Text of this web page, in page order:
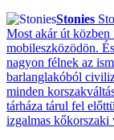
Stonies
Most akár út közben
mobileszközödön.
nagyon félnek az
barlanglakóból
minden
tárháza tárul fel
izgalmas kőkorszaki